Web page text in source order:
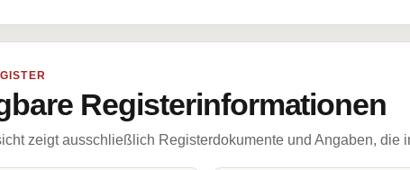
Registerinformationen
zeigt ausschließlich Registerdokumente und Angaben, die